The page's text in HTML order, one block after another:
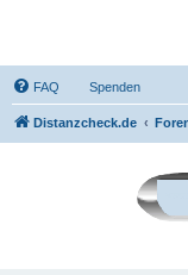
FAQ Spenden
Distanzcheck.de